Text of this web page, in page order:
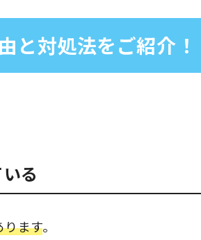
と対処法をご紹介！
る
ります。